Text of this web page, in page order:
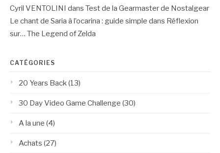
Cyril VENTOLINI dans Test de la Gearmaster de Nostalgear
Le chant de Saria à l’ocarina : guide simple dans Réflexion
sur… The Legend of Zelda
CATÉGORIES
20 Years Back(13)
30 Day Video Game Challenge (30)
A la une (4)
Achats (27)